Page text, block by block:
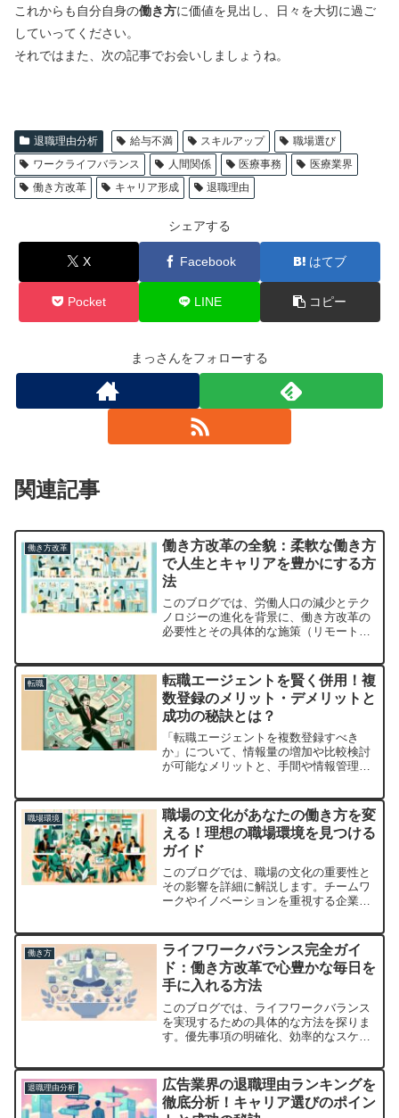
これからも自分自身の働き方に価値を見出し、日々を大切に過ご
していってください。
それではまた、次の記事でお会いしましょうね。
退職理由分析 給与不満 スキルアップ
職場選び
ワークライフバランス
人間関係 医療事務
医療業界
働き方改革
キャリア形成 退職理由
シェアする
X Facebook はてブ
Pocket LINE コピー
まっさんをフォローする
関連記事
働き方改革
働き方改革の全貌：柔軟な働き方
で人生とキャリアを豊かにする方
法
このブログでは、労働人口の減少とテク
ノロジーの進化を背景に、働き方改革の
必要性とその具体的な施策（リモートワ
ティ推進など）を解説。また、改革を進
める上での注意点や個人のキャリア形成
についても触れています。
転職
転職エージェントを賢く併用！複
数登録のメリット・デメリットと
成功の秘訣とは？
「転職エージェントを複数登録すべき
か」について、情報量の増加や比較検討
が可能なメリットと、手間や情報管理の
の転職活動に役立つ視点を提供します。
職場環境
職場の文化があなたの働き方を変
える！理想の職場環境を見つける
ガイド
このブログでは、職場の文化の重要性と
その影響を詳細に解説します。チームワ
ークやイノベーションを重視する企業、
等について深く掘り下げます。
働き方
ライフワークバランス完全ガイ
ド：働き方改革で心豊かな毎日を
手に入れる方法
このブログでは、ライフワークバランス
を実現するための具体的な方法を探りま
す。優先事項の明確化、効率的なスケジ
の活用などを通じて、より豊かな毎日を
送るためのヒントを提供します。
退職理由分析
広告業界の退職理由ランキングを
徹底分析！キャリア選びのポイン